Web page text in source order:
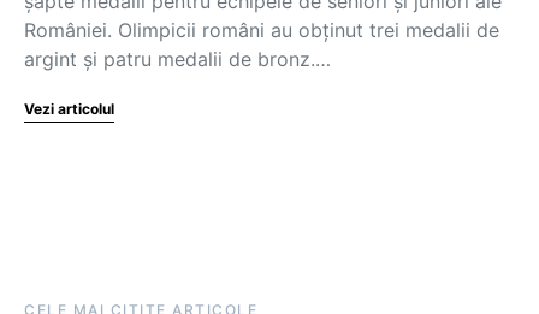
României. Olimpicii români au obținut trei medalii de
argint și patru medalii de bronz.…
Vezi articolul
CELE MAI CITITE ARTICOLE